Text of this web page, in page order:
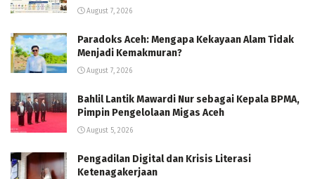
August 7, 2026
Paradoks Aceh: Mengapa Kekayaan Alam Tidak
Menjadi Kemakmuran?
August 7, 2026
Bahlil Lantik Mawardi Nur sebagai Kepala BPMA,
Pimpin Pengelolaan Migas Aceh
August 5, 2026
Pengadilan Digital dan Krisis Literasi
Ketenagakerjaan